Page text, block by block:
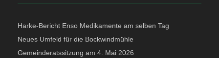
Harke-Bericht Enso Medikamente am selben Tag
Neues Umfeld für die Bockwindmühle
Gemeinderatssitzung am 4. Mai 2026